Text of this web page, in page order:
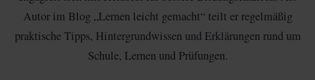
Autor im Blog „Lernen leicht gemacht“ teilt er regelmäßig
praktische Tipps, Hintergrundwissen und Erklärungen rund um
Schule, Lernen und Prüfungen.